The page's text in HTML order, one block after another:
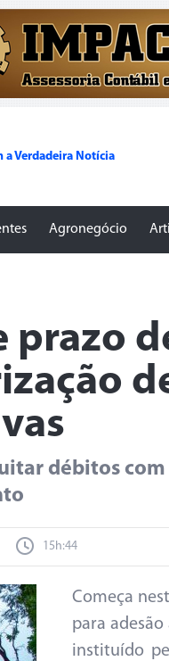
a Verdadeira Notícia
Agronegócio
prazo
débitos com
15h:44
Começa
para adesão
instituído